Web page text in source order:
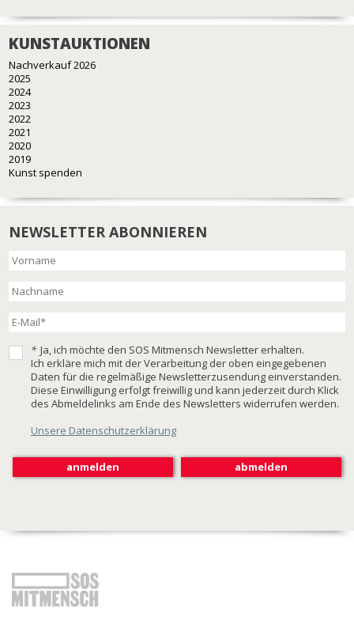
KUNSTAUKTIONEN
Nachverkauf 2026
2025
2024
2023
2022
2021
2020
2019
Kunst spenden
NEWSLETTER ABONNIEREN
* Ja, ich möchte den SOS Mitmensch Newsletter erhalten.
Ich erkläre mich mit der Verarbeitung der oben eingegebenen
Daten für die regelmäßige Newsletterzusendung einverstanden.
Diese Einwilligung erfolgt freiwillig und kann jederzeit durch Klick
des Abmeldelinks am Ende des Newsletters widerrufen werden.
Unsere Datenschutzerklärung